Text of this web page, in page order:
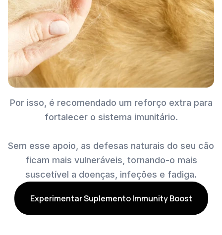
Por isso, é recomendado um reforço extra para
fortalecer o sistema imunitário.
Sem esse apoio, as defesas naturais do seu cão
ficam mais vulneráveis, tornando-o mais
suscetível a doenças, infeções e fadiga.
Experimentar Suplemento Immunity Boost